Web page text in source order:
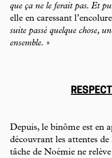
que ça ne le ferait pas. Et
elle en caressant
suite passé quelque chose,
ensemble. »
Depuis, le binôme est en
découvrant les attentes
tâche de Noémie ne relève